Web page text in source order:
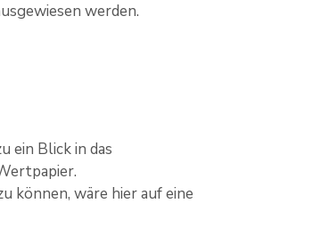
werden.
ein Blick in das
können, wäre hier auf eine